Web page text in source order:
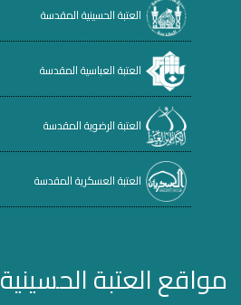
العتبة الحسينية المقدسة
العتبة العباسية المقدسة
العتبة الرضوية المقدسة
العتبة العسكرية المقدسة
مواقع العتبة الحسينية